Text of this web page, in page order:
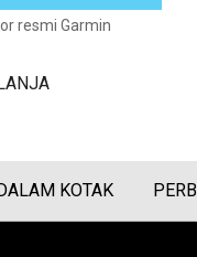
resmi Garmin
KOTAK